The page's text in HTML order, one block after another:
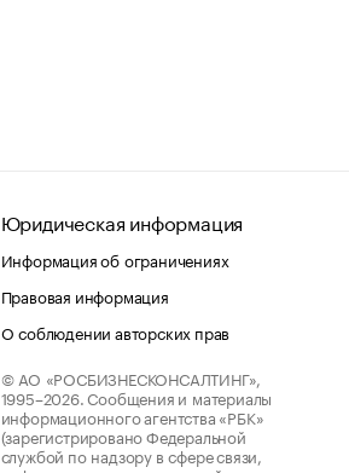
Юридическая информация
Информация об ограничениях
Правовая информация
О соблюдении авторских прав
© АО «РОСБИЗНЕСКОНСАЛТИНГ»,
1995–2026. Сообщения и материалы
информационного агентства «РБК»
(зарегистрировано Федеральной
службой по надзору в сфере связи,